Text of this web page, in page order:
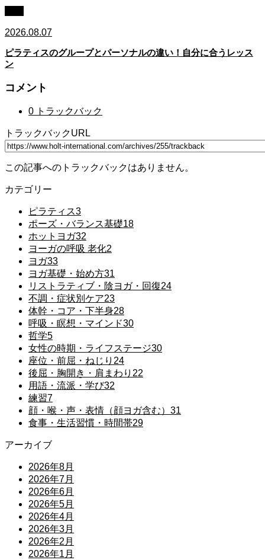
2026.08.07
ピラティスのグループとパーソナルの違い！自分に合うレッス
ン
コメント
0 トラックバック
トラックバックURL
この記事へのトラックバックはありません。
カテゴリー
ピラティス3
ポーズ・バランス基礎18
ホットヨガ32
ヨーガの呼吸 老化2
ヨガ33
ヨガ基礎・始め方31
リストラティブ・陰ヨガ・回復24
不調・症状別ケア23
体幹・コア・下半身28
呼吸・瞑想・マインド30
哲学5
女性の時期・ライフステージ30
座位・前屈・ねじり 24
後屈・胸開き・肩まわり 22
用語・流派・学び32
練習7
顔・喉・声・表情（顔ヨガ含む） 31
食事・生活習慣・時間帯29
アーカイブ
2026年8月
2026年7月
2026年6月
2026年5月
2026年4月
2026年3月
2026年2月
2026年1月